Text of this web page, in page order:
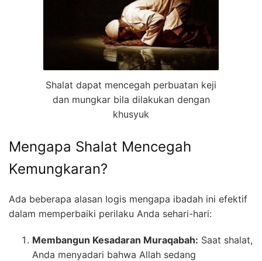
Shalat dapat mencegah perbuatan keji
dan mungkar bila dilakukan dengan
khusyuk
Mengapa Shalat Mencegah
Kemungkaran?
Ada beberapa alasan logis mengapa ibadah ini efektif
dalam memperbaiki perilaku Anda sehari-hari:
Membangun Kesadaran Muraqabah: Saat shalat,
Anda menyadari bahwa Allah sedang